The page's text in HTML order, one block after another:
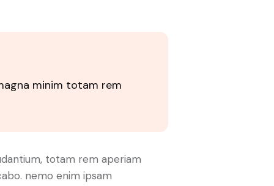
minim totam rem
totam rem aperiam
nemo enim ipsam